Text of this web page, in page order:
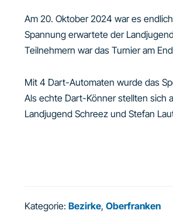
Am 20. Oktober 2024 war es
Spannung erwartete der
Teilnehmern war das Turnier am
Mit 4 Dart-Automaten wurde das
Als echte Dart-Könner stellten sich
Landjugend Schreez und Stefan
Kategorie: Bezirke, Oberfranken